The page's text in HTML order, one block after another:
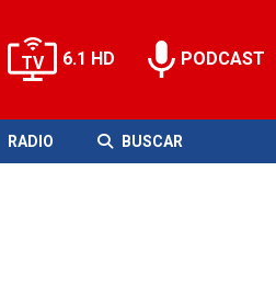
6.1 HD PODCAST
RADIO BUSCAR